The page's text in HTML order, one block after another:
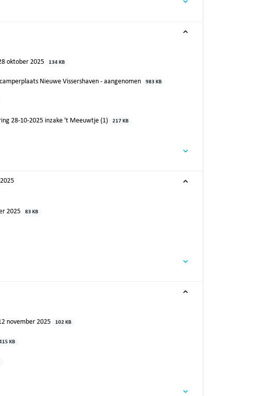
oktober 2025
134 KB
Nieuwe Vissershaven - aangenomen 983 KB
28-10-2025 inzake 't Meeuwtje (1) 217 KB
2025
83 KB
november 2025
102 KB
KB